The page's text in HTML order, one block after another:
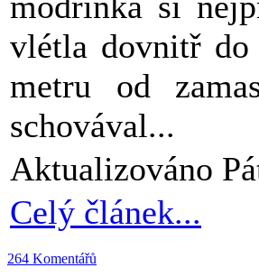
vlétla dovnitř do
metru od
schovával...
Aktualizováno
Celý článek...
264 Komentářů